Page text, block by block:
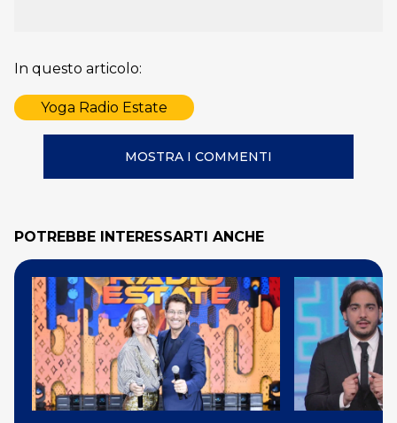
In questo articolo:
Yoga Radio Estate
MOSTRA I COMMENTI
POTREBBE INTERESSARTI ANCHE